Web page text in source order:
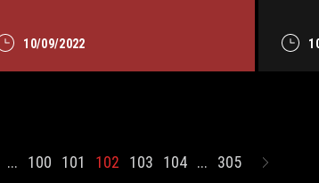
10/09/2022
... 100 101 102 103 104 ... 305